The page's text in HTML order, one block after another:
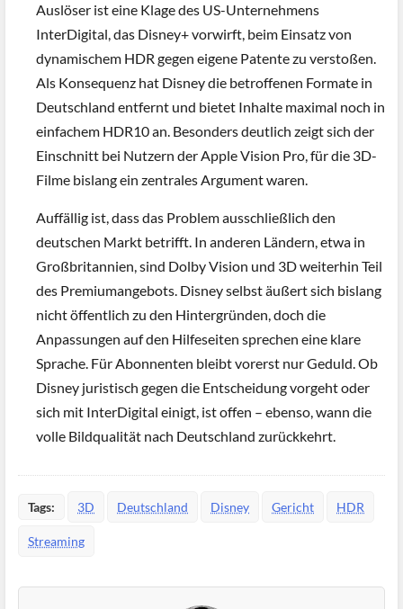
Auslöser ist eine Klage des US-Unternehmens
InterDigital, das Disney+ vorwirft, beim Einsatz von
dynamischem HDR gegen eigene Patente zu verstoßen.
Als Konsequenz hat Disney die betroffenen Formate in
Deutschland entfernt und bietet Inhalte maximal noch in
einfachem HDR10 an. Besonders deutlich zeigt sich der
Einschnitt bei Nutzern der Apple Vision Pro, für die 3D-
Filme bislang ein zentrales Argument waren.
Auffällig ist, dass das Problem ausschließlich den
deutschen Markt betrifft. In anderen Ländern, etwa in
Großbritannien, sind Dolby Vision und 3D weiterhin Teil
des Premiumangebots. Disney selbst äußert sich bislang
nicht öffentlich zu den Hintergründen, doch die
Anpassungen auf den Hilfeseiten sprechen eine klare
Sprache. Für Abonnenten bleibt vorerst nur Geduld. Ob
Disney juristisch gegen die Entscheidung vorgeht oder
sich mit InterDigital einigt, ist offen – ebenso, wann die
volle Bildqualität nach Deutschland zurückkehrt.
Tags: 3D Deutschland Disney Gericht HDR
Streaming